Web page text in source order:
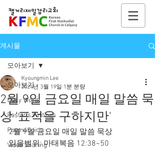
게시물
모아보기
Daily Word
Pastor's Writings
Poem4Spirit
Video Sharing
모아보기
2월 9일 금요일 매일 말씀 묵
상 '표적을 구하지만'
Kyoungmin Lee
2024년 3월 19일 1분 분량
2월 9일 금요일 매일 말씀 묵상
읽을범위: 마태복음 12:38~50